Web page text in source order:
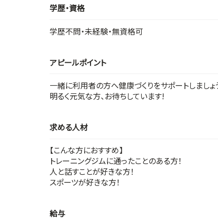
学歴・資格
学歴不問・未経験・無資格可
アピールポイント
一緒に利用者の方へ健康づくりをサポートしましょ
明るく元気な方、お待ちしています!
求める人材
【こんな方におすすめ】
トレーニングジムに通ったことのある方！
人と話すことが好きな方！
スポーツが好きな方！
給与